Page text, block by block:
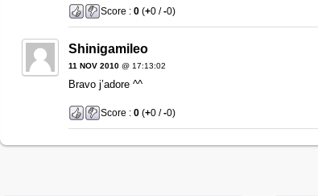
Score : 0(+0 /-0)
Shinigamileo
11 NOV 2010@ 17:13:02
Bravo j’adore ^^
Score : 0(+0 /-0)